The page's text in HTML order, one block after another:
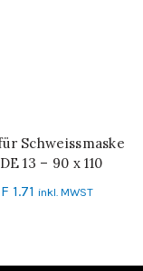
DEN WARENKORB
Schweissmaske
13 – 90 x 110
1.71 inkl. MWST